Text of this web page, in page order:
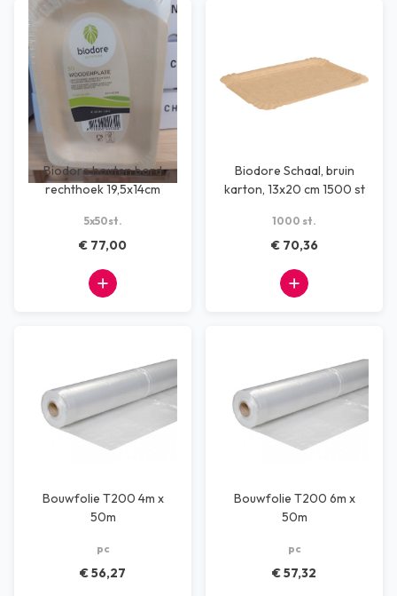
Biodore houten bord
rechthoek 19,5x14cm
5x50st.
€ 77,00
Biodore Schaal, bruin
karton, 13x20 cm 1500 st
1000 st.
€ 70,36
Bouwfolie T200 4m x
50m
pc
€ 56,27
Bouwfolie T200 6m x
50m
pc
€ 57,32